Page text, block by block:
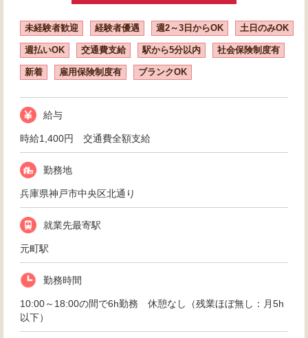
未経験者歓迎 経験者優遇 週2～3日からOK 土日のみOK
週払いOK 交通費支給 駅から5分以内 社会保険制度有
新着 雇用保険制度有 ブランクOK
給与
時給1,400円 交通費全額支給
勤務地
兵庫県神戸市中央区北通り
就業先最寄駅
元町駅
勤務時間
10:00～18:00の間で6h勤務 休憩なし（残業ほぼ無し：月5h
以下）